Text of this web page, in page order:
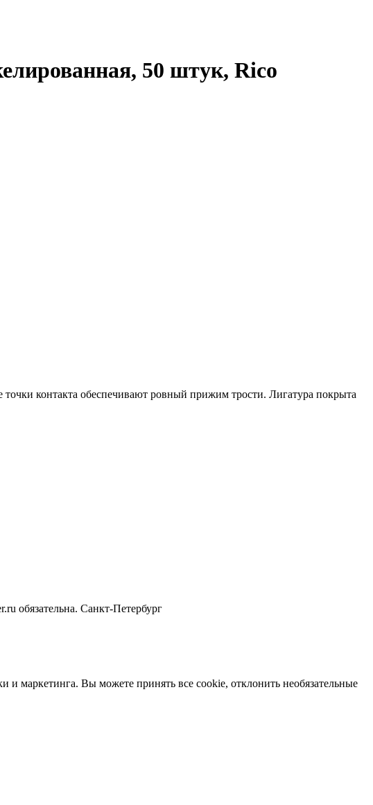
50 штук, Rico
контакта обеспечивают ровный прижим трости. Лигатура покрыта
обязательна. Санкт-Петербург
и маркетинга. Вы можете принять все cookie, отклонить необязательные